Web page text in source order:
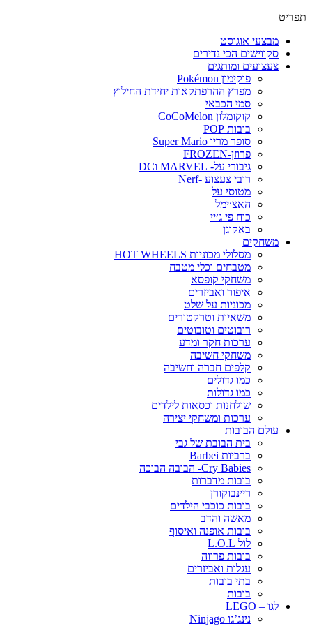
תפריט
מבצעי אוגוסט
סקווישים הכי נדירים
צעצועים ומותגים
פוקימון Pokémon
מפרץ ההרפתקאות יחידת החילוץ
סמי הכבאי
קוקומלון CoCoMelon
בובות POP
סופר מריו Super Mario
פרוזן-FROZEN
גיבורי על- MARVEL וDC
רובי צעצוע -Nerf
מטוסי על
האצ׳ימל
כוח פי ג׳יי
באקוגן
משחקים
מסלולי מכוניות HOT WHEELS
מטבחים וכלי מטבח
משחקי קופסא
איפור ואביזרים
מכוניות על שלט
משאיות וטרקטורים
רובוטים וטובוטים
ערכות חקר ומדע
משחקי חשיבה
קלפים חברה וחשיבה
כמו גדולים
כמו גדולות
שולחנות וכסאות לילדים
ערכות ומשחקי יצירה
עולם הבובות
בית הבובת של גבי
ברביות Barbei
Cry Babies- הבובה הבוכה
בובות מדברות
ריינבוקורן
בובות כוכבי הילדים
מאשה והדב
בובות אופנה ואיסוף
לול L.O.L
בובות פרווה
עגלות ואביזרים
בתי בובות
בובות
לגו – LEGO
נינג’גו Ninjago